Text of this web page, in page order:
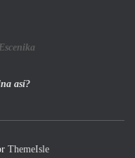
así?
ThemeIsle